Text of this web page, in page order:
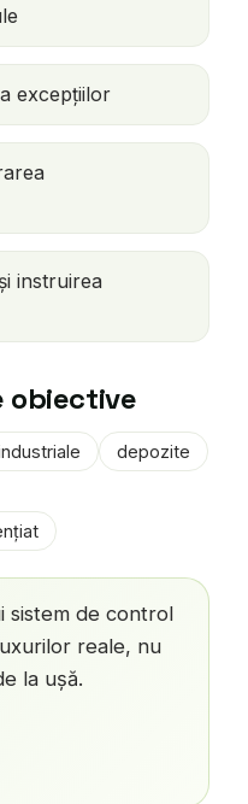
excepțiilor
instruirea
obiective
depozite
sistem de control
reale, nu
la ușă.